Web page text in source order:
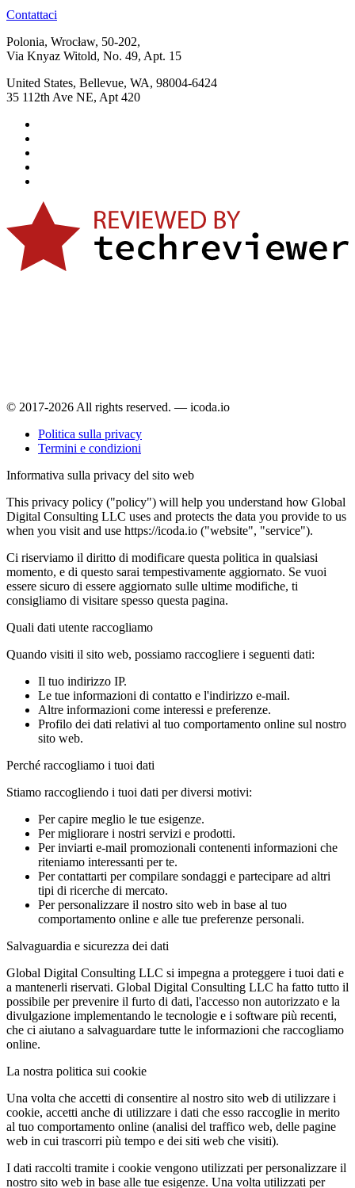
Contattaci
Polonia, Wrocław, 50-202,
Via Knyaz Witold, No. 49, Apt. 15
United States, Bellevue, WA, 98004-6424
35 112th Ave NE, Apt 420
© 2017-2026 All rights reserved. — icoda.io
Politica sulla privacy
Termini e condizioni
Informativa sulla privacy del sito web
This privacy policy ("policy") will help you understand how Global
Digital Consulting LLC uses and protects the data you provide to us
when you visit and use https://icoda.io ("website", "service").
Ci riserviamo il diritto di modificare questa politica in qualsiasi
momento, e di questo sarai tempestivamente aggiornato. Se vuoi
essere sicuro di essere aggiornato sulle ultime modifiche, ti
consigliamo di visitare spesso questa pagina.
Quali dati utente raccogliamo
Quando visiti il sito web, possiamo raccogliere i seguenti dati:
Il tuo indirizzo IP.
Le tue informazioni di contatto e l'indirizzo e-mail.
Altre informazioni come interessi e preferenze.
Profilo dei dati relativi al tuo comportamento online sul nostro
sito web.
Perché raccogliamo i tuoi dati
Stiamo raccogliendo i tuoi dati per diversi motivi:
Per capire meglio le tue esigenze.
Per migliorare i nostri servizi e prodotti.
Per inviarti e-mail promozionali contenenti informazioni che
riteniamo interessanti per te.
Per contattarti per compilare sondaggi e partecipare ad altri
tipi di ricerche di mercato.
Per personalizzare il nostro sito web in base al tuo
comportamento online e alle tue preferenze personali.
Salvaguardia e sicurezza dei dati
Global Digital Consulting LLC si impegna a proteggere i tuoi dati e
a mantenerli riservati. Global Digital Consulting LLC ha fatto tutto il
possibile per prevenire il furto di dati, l'accesso non autorizzato e la
divulgazione implementando le tecnologie e i software più recenti,
che ci aiutano a salvaguardare tutte le informazioni che raccogliamo
online.
La nostra politica sui cookie
Una volta che accetti di consentire al nostro sito web di utilizzare i
cookie, accetti anche di utilizzare i dati che esso raccoglie in merito
al tuo comportamento online (analisi del traffico web, delle pagine
web in cui trascorri più tempo e dei siti web che visiti).
I dati raccolti tramite i cookie vengono utilizzati per personalizzare il
nostro sito web in base alle tue esigenze. Una volta utilizzati per